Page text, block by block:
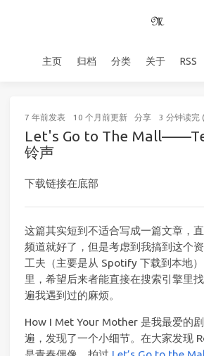
主页 归档 分类 关于 RSS
7 年前发表 10 个月前更新 分享 3 分钟读完
Let's Go to The
铃声
下载链接在底部
这篇其实短到不适合写成一篇文章，
频道就好了，但是考虑到我搞到这个
工夫（主要是从 Spotify 下载到本地
里，希望后来者能直接在搜索引擎里
遍我遇到过的麻烦。
How I Met Your Mother 是我最爱的
遍，发现了一个小细节。在大家发现